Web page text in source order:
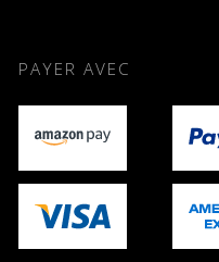
PAYER AVEC